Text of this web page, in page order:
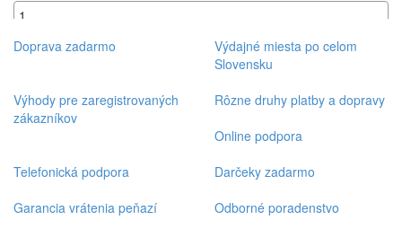
+
Doprava zadarmo
Výdajné miesta po celom
Slovensku
Výhody pre zaregistrovaných
zákazníkov
Rôzne druhy platby a dopravy
Online podpora
Telefonická podpora
Darčeky zadarmo
Garancia vrátenia peňazí
Odborné poradenstvo